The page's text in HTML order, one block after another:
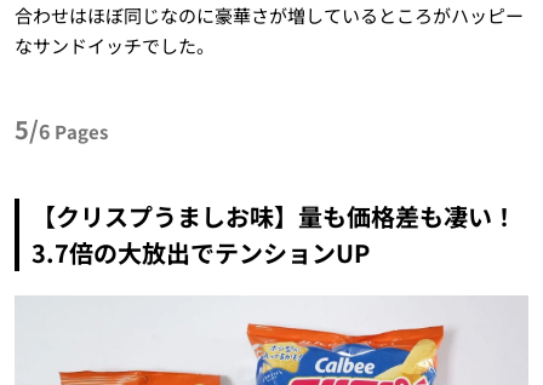
合わせはほぼ同じなのに豪華さが増しているところがハッピー
なサンドイッチでした。
5/6 Pages
【クリスプうましお味】量も価格差も凄い！
3.7倍の大放出でテンションUP